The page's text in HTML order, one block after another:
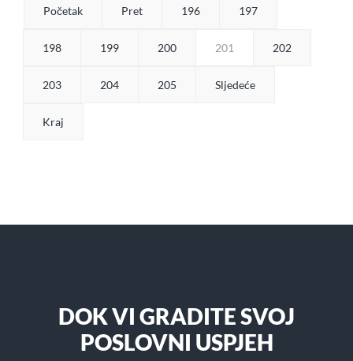
Početak Pret 196 197
198 199 200 201 202
203 204 205 Sljedeće
Kraj
DOK VI GRADITE SVOJ
POSLOVNI USPJEH